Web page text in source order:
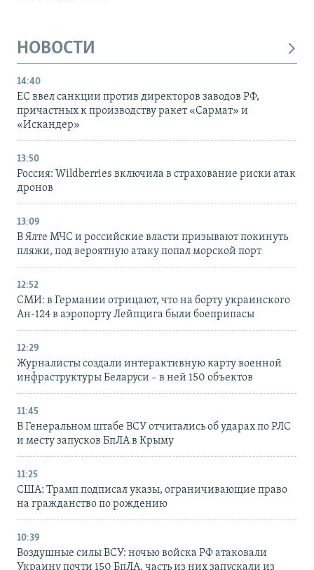
НОВОСТИ
14:40
ЕС ввел санкции против директоров заводов РФ,
причастных к производству ракет «Сармат» и
«Искандер»
13:50
Россия: Wildberries включила в страхование риски атак
дронов
13:09
В Ялте МЧС и российские власти призывают покинуть
пляжи, под вероятную атаку попал морской порт
12:52
СМИ: в Германии отрицают, что на борту украинского
Ан-124 в аэропорту Лейпцига были боеприпасы
12:29
Журналисты создали интерактивную карту военной
инфраструктуры Беларуси – в ней 150 объектов
11:45
В Генеральном штабе ВСУ отчитались об ударах по РЛС
и месту запусков БпЛА в Крыму
11:25
США: Трамп подписал указы, ограничивающие право
на гражданство по рождению
10:39
Воздушные силы ВСУ: ночью войска РФ атаковали
Украину почти 150 БпЛА, часть из них запускали из